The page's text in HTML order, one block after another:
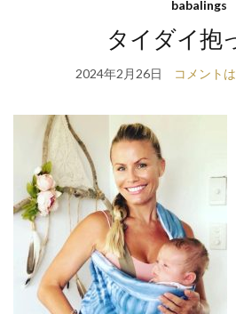
babalings
タイダイ抱
2024年2月26日 コメント